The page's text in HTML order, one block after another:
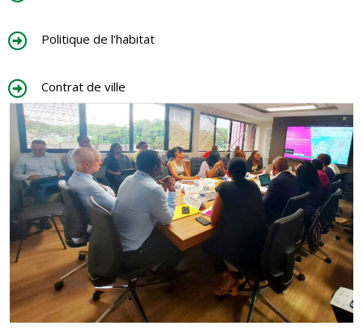
Politique de l'habitat
Contrat de ville